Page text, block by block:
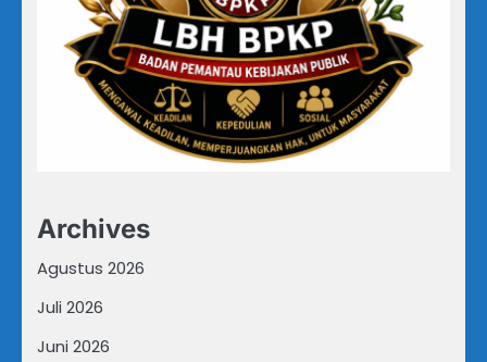
Archives
Agustus 2026
Juli 2026
Juni 2026